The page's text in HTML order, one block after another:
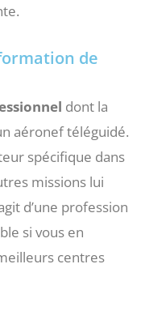
de
dont la
aéronef téléguidé.
spécifique dans
missions lui
d’une profession
si vous en
centres